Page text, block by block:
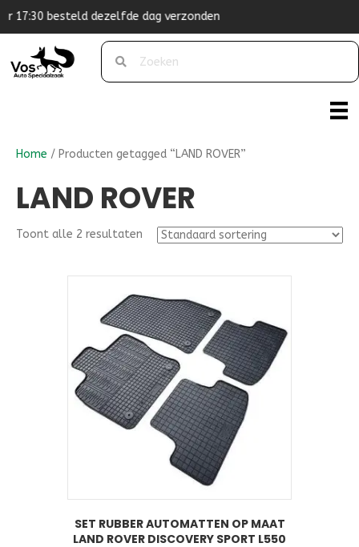
Originele pasvorm
Home / Producten getagged “LAND ROVER”
LAND ROVER
Toont alle 2 resultaten
SET RUBBER AUTOMATTEN OP MAAT
LAND ROVER DISCOVERY SPORT L550